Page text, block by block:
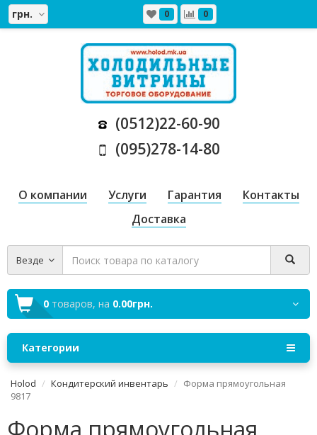
грн. 0 0
(0512)22-60-90
(095)278-14-80
О компании Услуги Гарантия
Контакты
Доставка
Везде
0 товаров, на 0.00грн.
Категории
Holod Кондитерский инвентарь
Форма пpямоугольная
9817